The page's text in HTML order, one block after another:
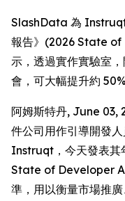
SlashData 為
報告》(2026 State
示，透過實作實驗室
會，可大幅提升約 50%
阿姆斯特丹, June 03,
件公司用作引導開發
Instruqt，今天發表其
State of Developer
準，用以衡量市場推